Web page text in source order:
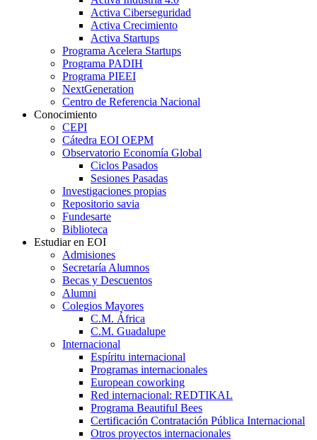
Activa Ciberseguridad
Activa Crecimiento
Activa Startups
Programa Acelera Startups
Programa PADIH
Programa PIEEI
NextGeneration
Centro de Referencia Nacional
Conocimiento
CEPI
Cátedra EOI OEPM
Observatorio Economía Global
Ciclos Pasados
Sesiones Pasadas
Investigaciones propias
Repositorio savia
Fundesarte
Biblioteca
Estudiar en EOI
Admisiones
Secretaría Alumnos
Becas y Descuentos
Alumni
Colegios Mayores
C.M. África
C.M. Guadalupe
Internacional
Espíritu internacional
Programas internacionales
European coworking
Red internacional: REDTIKAL
Programa Beautiful Bees
Certificación Contratación Pública Internacional
Otros proyectos internacionales